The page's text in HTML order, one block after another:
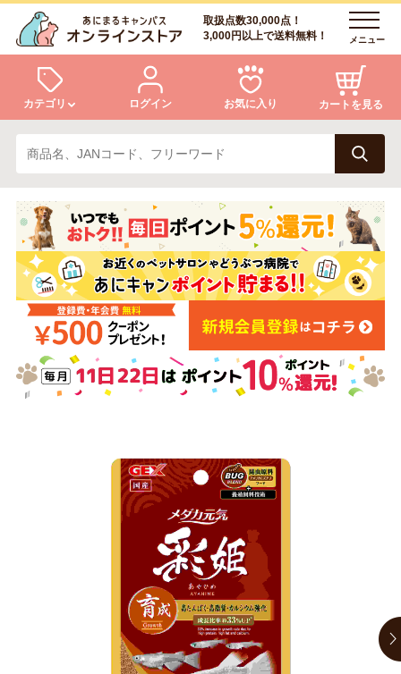
取扱点数30,000点！
3,000円以上で送料無料！
メニュー
カテゴリ
犬 猫
小動物・鳥 アクア・爬虫類・昆虫
ドッグフード キャットフード
美容・ケア用品 服・おさんぽ用品
トリマーグッズ
ログイン お気に入り カートを見る
ログイン
会員登録
あにまるキャンパスについて
アフターサービス
商品リクエスト